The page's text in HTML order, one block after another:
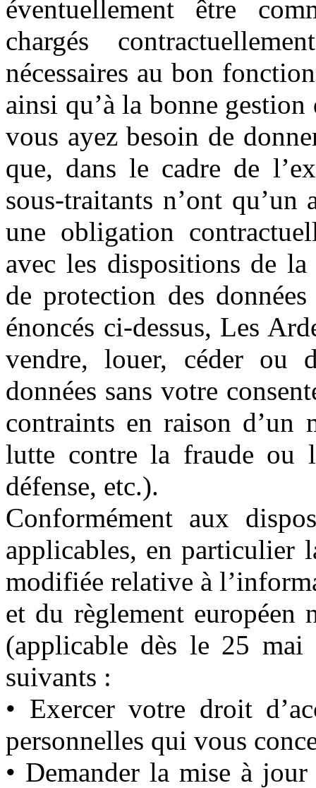
éventuellement être
chargés
nécessaires au bon
ainsi qu’à la bonne
vous ayez besoin de
que, dans le cadre de
sous-traitants n’ont
une obligation
avec les dispositions de
de protection des
énoncés ci-dessus, Les
vendre, louer, céder ou
données sans votre
contraints en raison
lutte contre la fraude ou
défense, etc.).
Conformément aux
applicables, en
modifiée relative à
et du règlement
(applicable dès le 25 mai
suivants :
• Exercer votre droit
personnelles qui vous
• Demander la mise à